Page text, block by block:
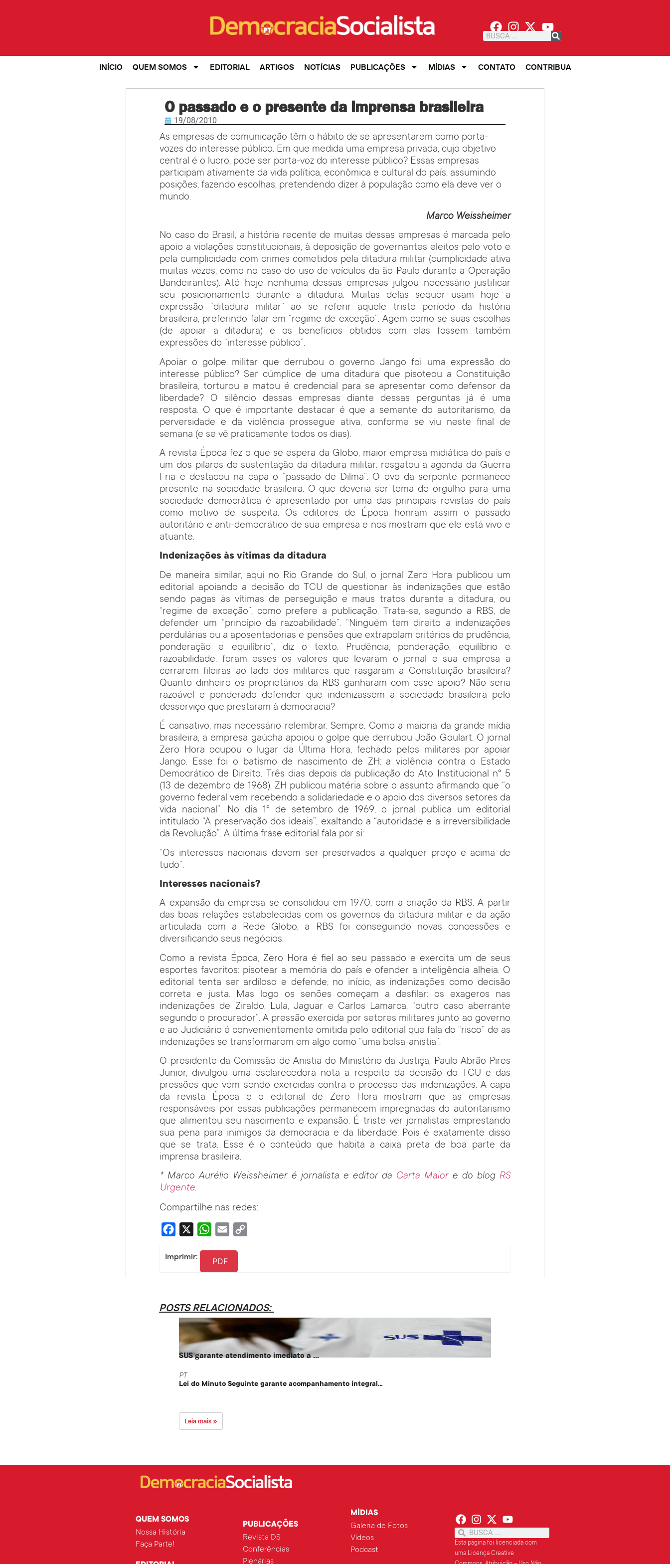
INÍCIO QUEM SOMOS EDITORIAL ARTIGOS NOTÍCIAS PUBLICAÇÕES MÍDIAS CONTATO CONTRIBUA
O passado e o presente da imprensa brasileira
19/08/2010
As empresas de comunicação têm o hábito de se apresentarem como porta-
vozes do interesse público. Em que medida uma empresa privada, cujo objetivo
central é o lucro, pode ser porta-voz do interesse público? Essas empresas
participam ativamente da vida política, econômica e cultural do país, assumindo
posições, fazendo escolhas, pretendendo dizer à população como ela deve ver o
mundo.
Marco Weissheimer
No caso do Brasil, a história recente de muitas dessas empresas é marcada pelo
apoio a violações constitucionais, à deposição de governantes eleitos pelo voto e
pela cumplicidade com crimes cometidos pela ditadura militar (cumplicidade ativa
muitas vezes, como no caso do uso de veículos da ão Paulo durante a Operação
Bandeirantes). Até hoje nenhuma dessas empresas julgou necessário justificar
seu posicionamento durante a ditadura. Muitas delas sequer usam hoje a
expressão “ditadura militar” ao se referir aquele triste período da história
brasileira, preferindo falar em “regime de exceção”. Agem como se suas escolhas
(de apoiar a ditadura) e os benefícios obtidos com elas fossem também
expressões do “interesse público”.
Apoiar o golpe militar que derrubou o governo Jango foi uma expressão do
interesse público? Ser cúmplice de uma ditadura que pisoteou a Constituição
brasileira, torturou e matou é credencial para se apresentar como defensor da
liberdade? O silêncio dessas empresas diante dessas perguntas já é uma
resposta. O que é importante destacar é que a semente do autoritarismo, da
perversidade e da violência prossegue ativa, conforme se viu neste final de
semana (e se vê praticamente todos os dias).
A revista Época fez o que se espera da Globo, maior empresa midiática do país e
um dos pilares de sustentação da ditadura militar: resgatou a agenda da Guerra
Fria e destacou na capa o “passado de Dilma”. O ovo da serpente permanece
presente na sociedade brasileira. O que deveria ser tema de orgulho para uma
sociedade democrática é apresentado por uma das principais revistas do país
como motivo de suspeita. Os editores de Época honram assim o passado
autoritário e anti-democrático de sua empresa e nos mostram que ele está vivo e
atuante.
Indenizações às vítimas da ditadura
De maneira similar, aqui no Rio Grande do Sul, o jornal Zero Hora publicou um
editorial apoiando a decisão do TCU de questionar às indenizações que estão
sendo pagas às vítimas de perseguição e maus tratos durante a ditadura, ou
“regime de exceção”, como prefere a publicação. Trata-se, segundo a RBS, de
defender um “princípio da razoabilidade”. “Ninguém tem direito a indenizações
perdulárias ou a aposentadorias e pensões que extrapolam critérios de prudência,
ponderação e equilíbrio”, diz o texto. Prudência, ponderação, equilíbrio e
razoabilidade: foram esses os valores que levaram o jornal e sua empresa a
cerrarem fileiras ao lado dos militares que rasgaram a Constituição brasileira?
Quanto dinheiro os proprietários da RBS ganharam com esse apoio? Não seria
razoável e ponderado defender que indenizassem a sociedade brasileira pelo
desserviço que prestaram à democracia?
É cansativo, mas necessário relembrar. Sempre. Como a maioria da grande mídia
brasileira, a empresa gaúcha apoiou o golpe que derrubou João Goulart. O jornal
Zero Hora ocupou o lugar da Última Hora, fechado pelos militares por apoiar
Jango. Esse foi o batismo de nascimento de ZH: a violência contra o Estado
Democrático de Direito. Três dias depois da publicação do Ato Institucional n° 5
(13 de dezembro de 1968), ZH publicou matéria sobre o assunto afirmando que “o
governo federal vem recebendo a solidariedade e o apoio dos diversos setores da
vida nacional”. No dia 1° de setembro de 1969, o jornal publica um editorial
intitulado “A preservação dos ideais”, exaltando a “autoridade e a irreversibilidade
da Revolução”. A última frase editorial fala por si:
“Os interesses nacionais devem ser preservados a qualquer preço e acima de
tudo”.
Interesses nacionais?
A expansão da empresa se consolidou em 1970, com a criação da RBS. A partir
das boas relações estabelecidas com os governos da ditadura militar e da ação
articulada com a Rede Globo, a RBS foi conseguindo novas concessões e
diversificando seus negócios.
Como a revista Época, Zero Hora é fiel ao seu passado e exercita um de seus
esportes favoritos: pisotear a memória do país e ofender a inteligência alheia. O
editorial tenta ser ardiloso e defende, no início, as indenizações como decisão
correta e justa. Mas logo os senões começam a desfilar: os exageros nas
indenizações de Ziraldo, Lula, Jaguar e Carlos Lamarca, “outro caso aberrante
segundo o procurador”. A pressão exercida por setores militares junto ao governo
e ao Judiciário é convenientemente omitida pelo editorial que fala do “risco” de as
indenizações se transformarem em algo como “uma bolsa-anistia”.
O presidente da Comissão de Anistia do Ministério da Justiça, Paulo Abrão Pires
Junior, divulgou uma esclarecedora nota a respeito da decisão do TCU e das
pressões que vem sendo exercidas contra o processo das indenizações. A capa
da revista Época e o editorial de Zero Hora mostram que as empresas
responsáveis por essas publicações permanecem impregnadas do autoritarismo
que alimentou seu nascimento e expansão. É triste ver jornalistas emprestando
sua pena para inimigos da democracia e da liberdade. Pois é exatamente disso
que se trata. Esse é o conteúdo que habita a caixa preta de boa parte da
imprensa brasileira.
* Marco Aurélio Weissheimer é jornalista e editor da Carta Maior e do blog RS
Urgente.
Compartilhe nas redes:
Facebook WhatsApp
Email
Imprimir: PDF
POSTS RELACIONADOS:
SUS garante atendimento imediato a ...
PT
Lei do Minuto Seguinte garante acompanhamento integral...
Leia mais »
QUEM SOMOS
Nossa História
Faça Parte!
PUBLICAÇÕES
Revista DS
Conferências
Plenárias
MÍDIAS
Galeria de Fotos
Vídeos
Podcast
Esta página foi licenciada com
uma Licença Creative